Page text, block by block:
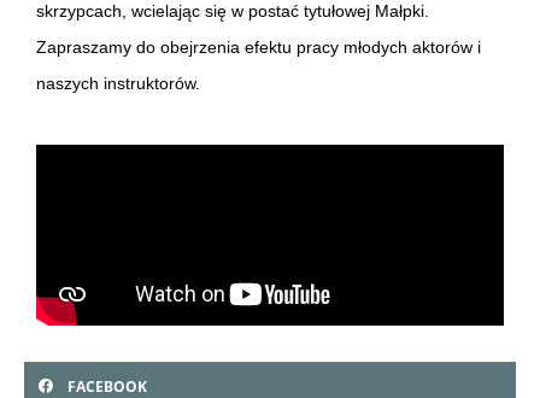
skrzypcach, wcielając się w postać tytułowej Małpki.
Zapraszamy do obejrzenia efektu pracy młodych aktorów i
naszych instruktorów.
FACEBOOK